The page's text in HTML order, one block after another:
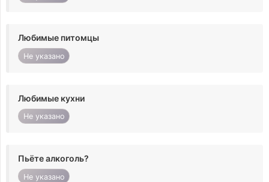
Любимые питомцы
Не указано
Любимые кухни
Не указано
Пьёте алкоголь?
Не указано